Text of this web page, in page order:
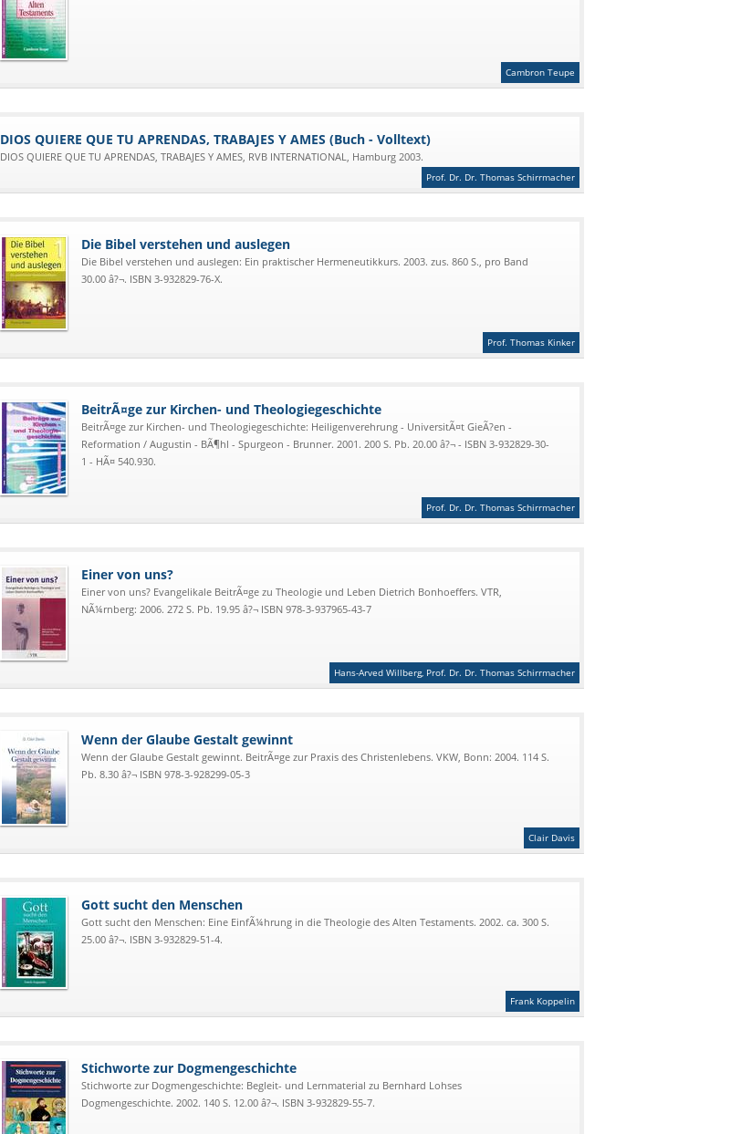
Cambron Teupe
DIOS QUIERE QUE TU APRENDAS, TRABAJES Y AMES (Buch - Volltext)
DIOS QUIERE QUE TU APRENDAS, TRABAJES Y AMES, RVB INTERNATIONAL, Hamburg 2003.
Prof. Dr. Dr. Thomas Schirrmacher
Die Bibel verstehen und auslegen
Die Bibel verstehen und auslegen: Ein praktischer Hermeneutikkurs. 2003. zus. 860 S., pro Band
30.00 â?¬. ISBN 3-932829-76-X.
Prof. Thomas Kinker
BeitrÃ¤ge zur Kirchen- und Theologiegeschichte
BeitrÃ¤ge zur Kirchen- und Theologiegeschichte: Heiligenverehrung - UniversitÃ¤t GieÃ?en -
Reformation / Augustin - BÃ¶hl - Spurgeon - Brunner. 2001. 200 S. Pb. 20.00 â?¬ - ISBN 3-932829-30-
1 - HÃ¤ 540.930.
Prof. Dr. Dr. Thomas Schirrmacher
Einer von uns?
Einer von uns? Evangelikale BeitrÃ¤ge zu Theologie und Leben Dietrich Bonhoeffers. VTR,
NÃ¼rnberg: 2006. 272 S. Pb. 19.95 â?¬ ISBN 978-3-937965-43-7
Hans-Arved Willberg, Prof. Dr. Dr. Thomas Schirrmacher
Wenn der Glaube Gestalt gewinnt
Wenn der Glaube Gestalt gewinnt. BeitrÃ¤ge zur Praxis des Christenlebens. VKW, Bonn: 2004. 114 S.
Pb. 8.30 â?¬ ISBN 978-3-928299-05-3
Clair Davis
Gott sucht den Menschen
Gott sucht den Menschen: Eine EinfÃ¼hrung in die Theologie des Alten Testaments. 2002. ca. 300 S.
25.00 â?¬. ISBN 3-932829-51-4.
Frank Koppelin
Stichworte zur Dogmengeschichte
Stichworte zur Dogmengeschichte: Begleit- und Lernmaterial zu Bernhard Lohses
Dogmengeschichte. 2002. 140 S. 12.00 â?¬. ISBN 3-932829-55-7.